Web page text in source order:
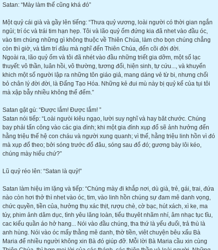
Satan: “Mày làm thế cũng khá đó”
Một quỷ cái già và gầy lên tíếng: “Thưa quỷ vương, loài người có thời gian ngắn
ngủi; trí óc và trái tim hạn hẹp. Tôi và lão quỷ ốm đứng kia đã nhet vào đầu óc,
vào tim chúng những gì không thuộc về Thiên Chúa, làm cho bọn chúng chẳng
còn thì giờ, và tâm trí đâu mà nghĩ đến Thiên Chúa, đến cõi đời đời.
Ngoài ra, lão quỷ ốm và tôi đã nhét vào đầu những triết gia dỡm, một số lạc
thuyết: vô thần, luân hồi, vô thường, tương đối, hiện sinh, tự cứu..., và khuyến
khich một số người lập ra những tôn giáo giả, mang dáng vẻ từ bi, nhưng chối
bỏ chân lý đời đời, là Đấng Tạo Hóa. Những kẻ đui mù này bị quỷ kế của tụi tôi
mà xập bẫy nhiều không thể đếm.”
Satan gật gù: “Được lắm! Được lắm! ”
Satan nói tiếp: “Loài ngưòi kiêu ngạo, lười suy nghĩ và hay băt chước. Chúng
bay phải tấn công vào các gia đình; khi một gia đình xụp đổ sẽ ảnh hưởng đến
hằng triệu thế hệ con cháu và người xung quanh; vì thế, hằng triệu linh hồn vì đó
mà xụp đổ theo; bởi sóng trước đổ đâu, sóng sau đổ đó; gương bày lôi kéo,
chúng mày hiểu chứ?”
Lũ quỷ réo lên: “Satan là quỷ!”
Satan làm hiệu im lặng và tiếp: “Chúng mày đi khắp nơi, dù già, trẻ, gái, trai, đứa
nào còn hơi thở thì nhet vào óc, tim, vào linh hồn chúng sự đam mê danh vọng,
chức quyền, tiền của, hưởng thụ xác thịt, rượu chè, cờ bạc, hút xách, xì ke, ma
túy, phim ảnh dâm dục, tình yêu lăng loàn, tiểu thuyêt nhãm nhí, âm nhạc tục tĩu,
cac kiểu quần áo hở hang... Nói vào đầu chúng, tha thứ là yếu đuối, trả thù là
anh hùng. Nói vào óc mấy thằng mê danh, thờ tiền, viêt chuyện bêu xấu Bà
Maria để nhiều người không xin Bà đó giúp đỡ. Mỗi lời Bà Maria cầu xin cùng